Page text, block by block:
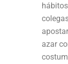
azar